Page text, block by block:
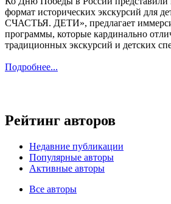
формат исторических экскурсий для
СЧАСТЬЯ. ДЕТИ», предлагает
программы, которые кардинально
традиционных экскурсий и детских
Подробнее...
Рейтинг авторов
Недавние публикации
Популярные авторы
Активные авторы
Все авторы